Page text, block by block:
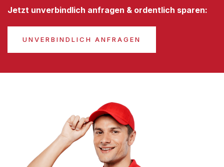
Jetzt unverbindlich anfragen & ordentlich sparen:
UNVERBINDLICH ANFRAGEN